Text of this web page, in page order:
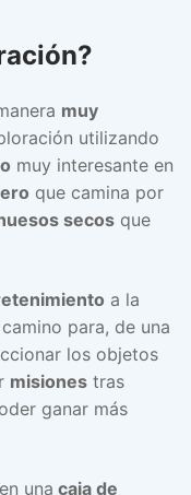
muy
utilizando
muy interesante en
que camina por
secos que
a la
para, de una
los objetos
misiones tras
ganar más
una caja de